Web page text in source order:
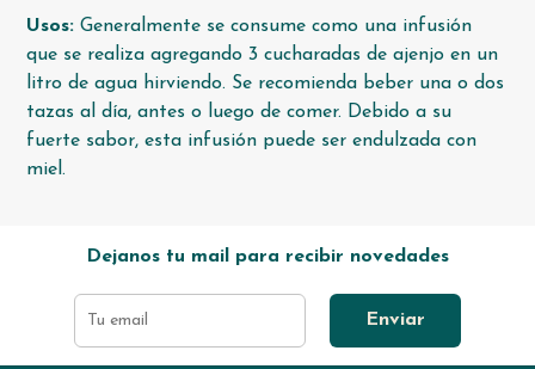
Usos:Generalmente se consume como una infusión
que se realiza agregando 3 cucharadas de ajenjo en un
litro de agua hirviendo. Se recomienda beber una o dos
tazas al día, antes o luego de comer. Debido a su
fuerte sabor, esta infusión puede ser endulzada con
miel.
Dejanos tu mail para recibir novedades
Enviar